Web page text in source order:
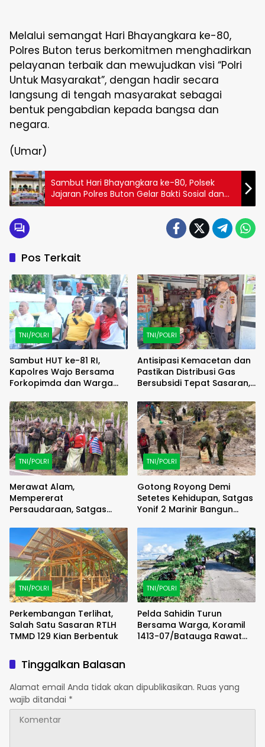
Melalui semangat Hari Bhayangkara ke-80,
Polres Buton terus berkomitmen menghadirkan
pelayanan terbaik dan mewujudkan visi “Polri
Untuk Masyarakat”, dengan hadir secara
langsung di tengah masyarakat sebagai
bentuk pengabdian kepada bangsa dan
negara.
(Umar)
Sambut Hari Bhayangkara ke-80, Polsek
Jajaran Polres Buton Gelar Bakti Sosial dan
Bakti Religi
Pos Terkait
TNI/POLRI
Sambut HUT ke-81 RI,
Kapolres Wajo Bersama
Forkopimda dan Warga
Karung
TNI/POLRI
Antisipasi Kemacetan dan
Pastikan Distribusi Gas
Bersubsidi Tepat Sasaran,
Patroli
TNI/POLRI
Merawat Alam,
Mempererat
Persaudaraan, Satgas
Enarotali Wujudkan Paniai
Bersih, Indonesia Asri
TNI/POLRI
Gotong Royong Demi
Setetes Kehidupan, Satgas
Yonif 2 Marinir Bangun
Masyarakat Pasir Putih
TNI/POLRI
Perkembangan Terlihat,
Salah Satu Sasaran RTLH
TMMD 129 Kian Berbentuk
TNI/POLRI
Pelda Sahidin Turun
Bersama Warga, Koramil
1413-07/Batauga Rawat
Tinggalkan Balasan
Alamat email Anda tidak akan dipublikasikan. Ruas yang
wajib ditandai *